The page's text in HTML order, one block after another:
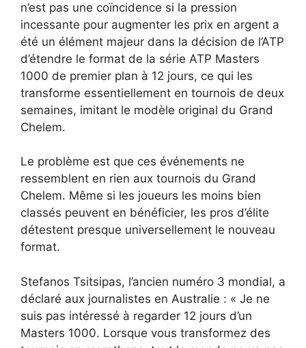
n’est pas une coïncidence si la pression
incessante pour augmenter les prix en argent a
été un élément majeur dans la décision de l’ATP
d’étendre le format de la série ATP Masters
1000 de premier plan à 12 jours, ce qui les
transforme essentiellement en tournois de deux
semaines, imitant le modèle original du Grand
Chelem.
Le problème est que ces événements ne
ressemblent en rien aux tournois du Grand
Chelem. Même si les joueurs les moins bien
classés peuvent en bénéficier, les pros d’élite
détestent presque universellement le nouveau
format.
Stefanos Tsitsipas, l’ancien numéro 3 mondial, a
déclaré aux journalistes en Australie : « Je ne
suis pas intéressé à regarder 12 jours d’un
Masters 1000. Lorsque vous transformez des